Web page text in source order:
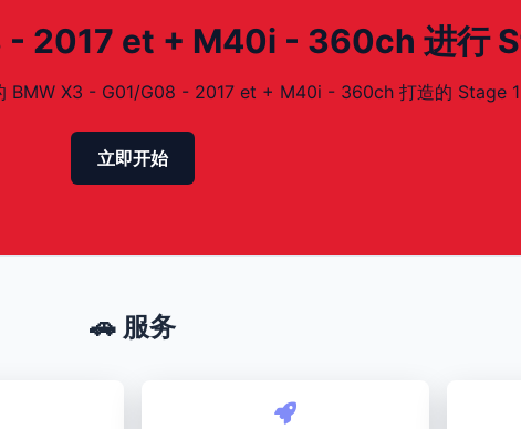
2017 et + M40i - 360ch 进行
BMW X3 - G01/G08 - 2017 et + M40i - 360ch 打造的 Stage 1
立即开始
🚗 服务